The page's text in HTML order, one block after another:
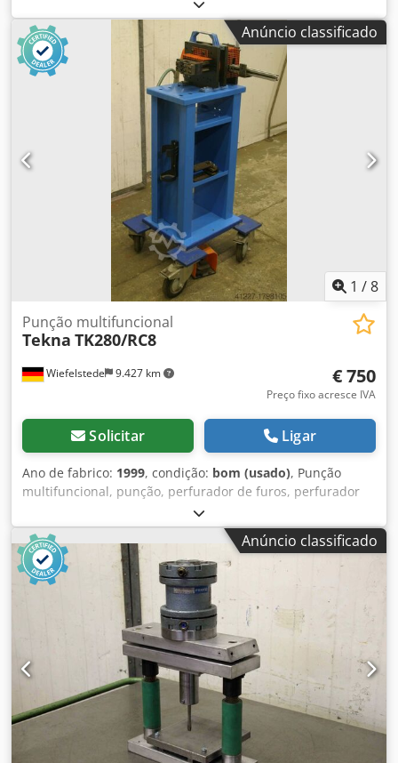
construção: 2001 Djdpfx Akjb A H U Ioqjwa
Anúncio classificado
1 /8
Wiefelstede 9.427 km
Punção multifuncional
Tekna TK280/RC8
€ 750
Preço fixo acresce IVA
Solicitar Ligar
Ano de fabrico: 1999, condição: bom (usado), Punção
multifuncional, punção, perfurador de furos, perfurador
pneumático Dwodpfxob A N T Hs Akqoa -operado:
pneumaticamente -ano de fabricação: 1999 -dimensões:
600/600/A1300 mm -peso: 50 kg
Anúncio classificado